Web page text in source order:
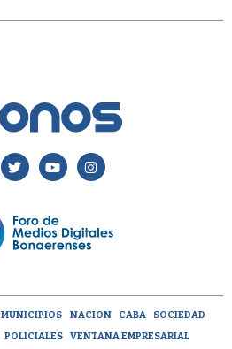
MUNICIPIOS NACION CABA
SOCIEDAD
POLICIALES VENTANA EMPRESARIAL